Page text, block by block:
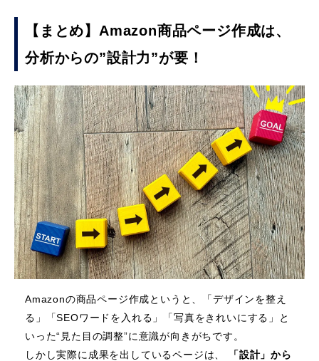
【まとめ】Amazon商品ページ作成は、
分析からの”設計力”が要！
Amazonの商品ページ作成というと、「デザインを整え
る」「SEOワードを入れる」「写真をきれいにする」と
いった“見た目の調整”に意識が向きがちです。
しかし実際に成果を出しているページは、
「設計」から